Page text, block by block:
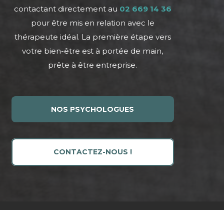
contactant directement au 02 669 14 36
pour être mis en relation avec le
thérapeute idéal. La première étape vers
votre bien-être est à portée de main,
prête à être entreprise.
NOS PSYCHOLOGUES
CONTACTEZ-NOUS !